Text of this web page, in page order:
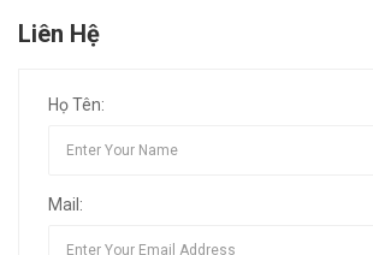
Liên Hệ
Họ Tên:
Mail: